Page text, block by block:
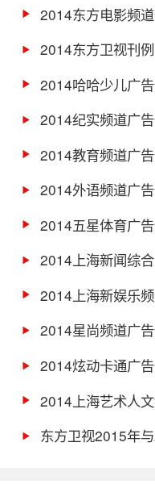
2014东方电影频
2014东方卫视刊例
2014哈哈少儿广
2014纪实频道广
2014教育频道广
2014外语频道广
2014五星体育广
2014上海新闻综
2014上海新娱乐
2014星尚频道广
2014炫动卡通广
2014上海艺术人
东方卫视2015年